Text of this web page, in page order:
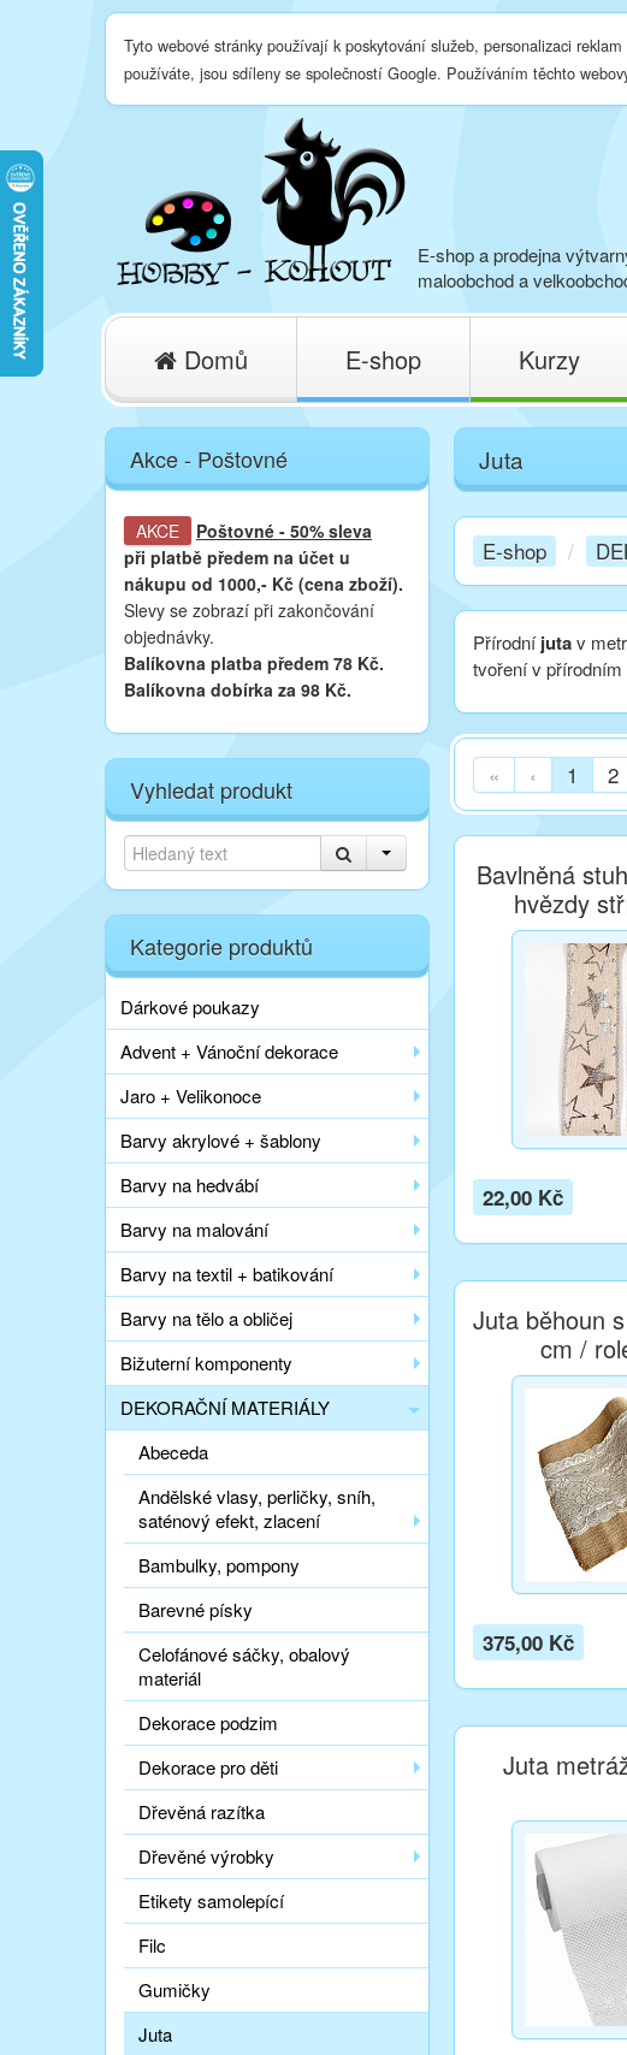
Tyto webové stránky používají k poskytování služeb, personalizaci
používáte, jsou sdíleny se společností Google. Používáním těchto
E-shop a prodejna
maloobchod a
Domů E-shop Kurzy
Akce - Poštovné
AKCE Poštovné - 50% sleva
při platbě předem na účet u
nákupu od 1000,- Kč (cena zboží).
Slevy se zobrazí při zakončování
objednávky.
Balíkovna platba předem 78 Kč.
Balíkovna dobírka za 98 Kč.
Vyhledat produkt
Kategorie produktů
Dárkové poukazy
Advent + Vánoční dekorace
Jaro + Velikonoce
Barvy akrylové + šablony
Barvy na hedvábí
Barvy na malování
Barvy na textil + batikování
Barvy na tělo a obličej
Bižuterní komponenty
DEKORAČNÍ MATERIÁLY
Abeceda
Andělské vlasy, perličky, sníh,
saténový efekt, zlacení
Bambulky, pompony
Barevné písky
Celofánové sáčky, obalový
materiál
Dekorace podzim
Dekorace pro děti
Dřevěná razítka
Dřevěné výrobky
Etikety samolepící
Filc
Gumičky
Juta
Juta
E-shop /
Přírodníjutav
tvoření v
« ‹ 1 2
Bavlněná
hvězdy
22,00 Kč
Juta běhoun
cm /
375,00 Kč
Juta